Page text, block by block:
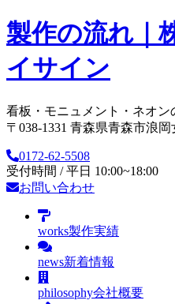
製作の流れ｜
イサイン
看板・モニュメント・ネオン
〒038-1331 青森県青森市浪
0172-62-5508
受付時間 / 平日 10:00~18:00
お問い合わせ
works製作実績
news新着情報
philosophy会社概要